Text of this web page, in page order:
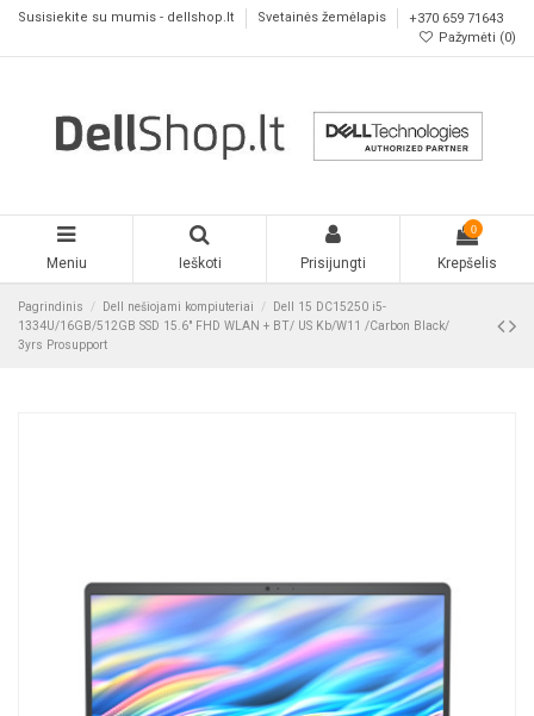
Susisiekite su mumis - dellshop.lt Svetainės žemėlapis
+370 659 71643
Pažymėti (0)
Meniu Ieškoti Prisijungti
0
Krepšelis
Pagrindinis Dell nešiojami kompiuteriai
Dell 15 DC15250 i5-
1334U/16GB/512GB SSD 15.6" FHD WLAN + BT/ US Kb/W11 /Carbon Black/
3yrs Prosupport